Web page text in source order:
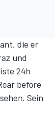
die er
und
24h
before
Sein